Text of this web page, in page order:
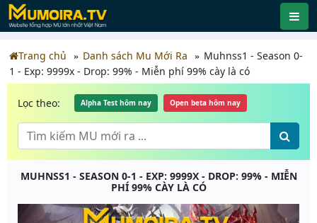
Trang chủ Danh sách Mu Mới Ra
Muhnss1 - Season 0-
1 - Exp: 9999x - Drop: 99% - Miễn phí 99% cày là có
Lọc theo: Alpha Test hôm nay Open beta hôm nay
MUHNSS1 - SEASON 0-1 - EXP: 9999X - DROP: 99% - MIỄN
PHÍ 99% CÀY LÀ CÓ